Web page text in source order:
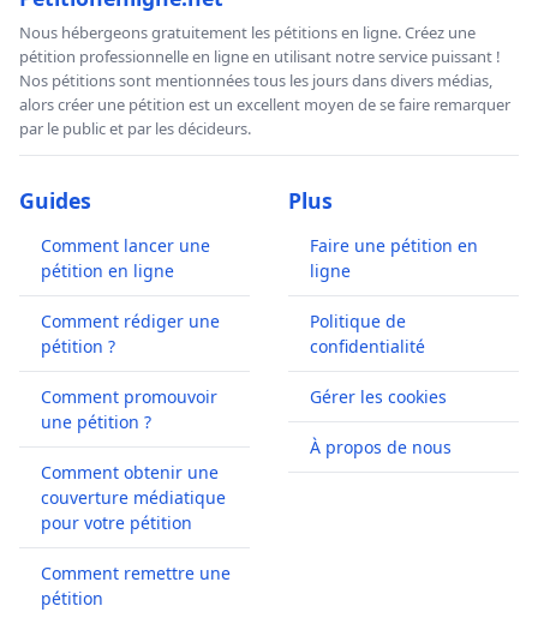
Nous hébergeons gratuitement les pétitions en ligne. Créez une
pétition professionnelle en ligne en utilisant notre service puissant !
Nos pétitions sont mentionnées tous les jours dans divers médias,
alors créer une pétition est un excellent moyen de se faire remarquer
par le public et par les décideurs.
Guides
Comment lancer une
pétition en ligne
Comment rédiger une
pétition ?
Comment promouvoir
une pétition ?
Comment obtenir une
couverture médiatique
pour votre pétition
Comment remettre une
pétition
Plus
Faire une pétition en
ligne
Politique de
confidentialité
Gérer les cookies
À propos de nous